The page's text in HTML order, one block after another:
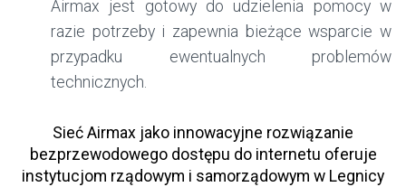
Airmax jest gotowy do udzielenia pomocy w
razie potrzeby i zapewnia bieżące wsparcie w
przypadku ewentualnych problemów
technicznych.
Sieć Airmax jako innowacyjne rozwiązanie
bezprzewodowego dostępu do internetu oferuje
instytucjom rządowym i samorządowym w Legnicy